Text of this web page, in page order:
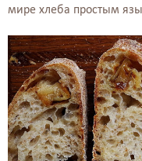
мире хлеба простым